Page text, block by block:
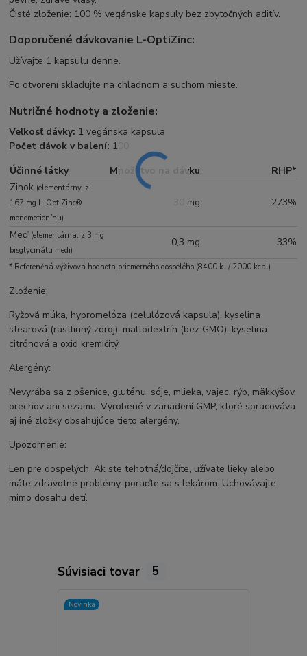
Čisté zloženie: 100 % vegánske kapsuly bez zbytočných aditív.
Doporučené dávkovanie L-OptiZinc:
Užívajte 1 kapsulu denne.
Po otvorení skladujte na chladnom a suchom mieste.
Nutričné hodnoty a zloženie:
Veľkosť dávky: 1 vegánska kapsula
Počet dávok v balení: 100
Účinné látky
Množstvo na dávku
RHP*
Zinok (elementárny, z
167 mg L-OptiZinc®
monometionínu)
30 mg 273%
Meď (elementárna, z 3 mg
bisglycinátu medi)
0,3 mg 33%
* Referenčná výživová hodnota priemerného dospelého (8400 kJ / 2000 kcal)
Zloženie:
Ryžová múka, hypromelóza (celulózová kapsula), kyselina
stearová (rastlinný zdroj), maltodextrín (bez GMO), kyselina
citrónová a oxid kremičitý.
Alergény:
Nevyrába sa z pšenice, gluténu, sóje, mlieka, vajec, rýb, mäkkýšov,
orechov ani sezamu. Vyrobené v zariadení GMP, ktoré spracováva
aj iné zložky obsahujúce tieto alergény.
Upozornenie:
Len pre dospelých. Ak ste tehotná/dojčíte, užívate lieky alebo
máte zdravotné problémy, poraďte sa s lekárom. Uchovávajte
mimo dosahu detí.
Súvisiaci tovar 5
Novinka